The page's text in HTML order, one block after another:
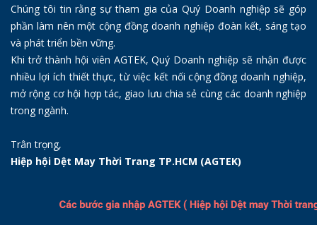
Chúng tôi tin rằng sự tham gia của Quý Doanh nghiệp sẽ góp
phần làm nên một cộng đồng doanh nghiệp đoàn kết, sáng tạo
và phát triển bền vững.
Khi trở thành hội viên AGTEK, Quý Doanh nghiệp sẽ nhận được
nhiều lợi ích thiết thực, từ việc kết nối cộng đồng doanh nghiệp,
mở rộng cơ hội hợp tác, giao lưu chia sẻ cùng các doanh nghiệp
trong ngành.
Trân trọng,
Hiệp hội Dệt May Thời Trang TP.HCM (AGTEK)